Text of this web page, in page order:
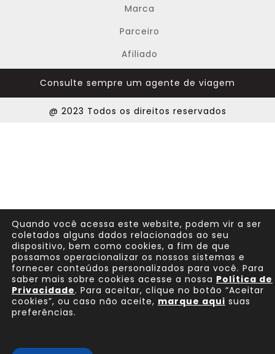
Marca
Parceiro
Afiliado
Consulte sempre um agente de viagem
@ 2023 Todos os direitos reservados
Quando você acessa este website, podem vir a ser
coletados alguns dados relacionados ao seu
dispositivo, bem como cookies, a fim de que
possamos operacionalizar os nossos sistemas e
fornecer conteúdos personalizados para você. Para
saber mais sobre cookies acesse a nossa Política de
Privacidade. Para aceitar, clique no botão “Aceitar
cookies”, ou caso não aceite, marque aqui suas
preferências.